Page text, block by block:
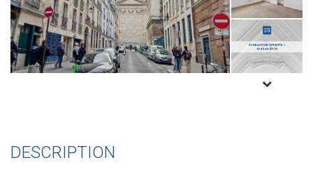
DESCRIPTION